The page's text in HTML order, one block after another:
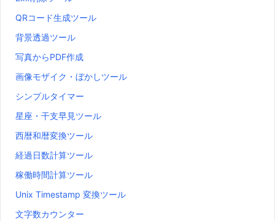
QRコード生成ツール
背景透過ツール
写真からPDF作成
画像モザイク・ぼかしツール
シンプルタイマー
星座・干支早見ツール
西暦和暦変換ツール
経過日数計算ツール
稼働時間計算ツール
Unix Timestamp 変換ツール
文字数カウンター